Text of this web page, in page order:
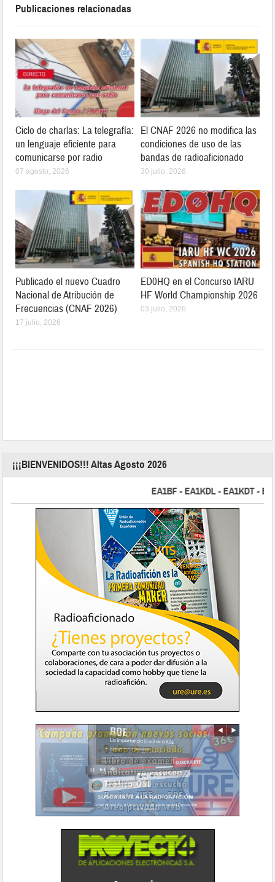
Publicaciones relacionadas
Ciclo de charlas: La telegrafía:
un lenguaje eficiente para
comunicarse por radio
07 agosto, 2026
El CNAF 2026 no modifica las
condiciones de uso de las
bandas de radioaficionado
30 julio, 2026
Publicado el nuevo Cuadro
Nacional de Atribución de
Frecuencias (CNAF 2026)
17 julio, 2026
ED0HQ en el Concurso IARU
HF World Championship 2026
03 julio, 2026
¡¡¡BIENVENIDOS!!! Altas Agosto 2026
EA1BF - EA1KDL - EA1KDT -